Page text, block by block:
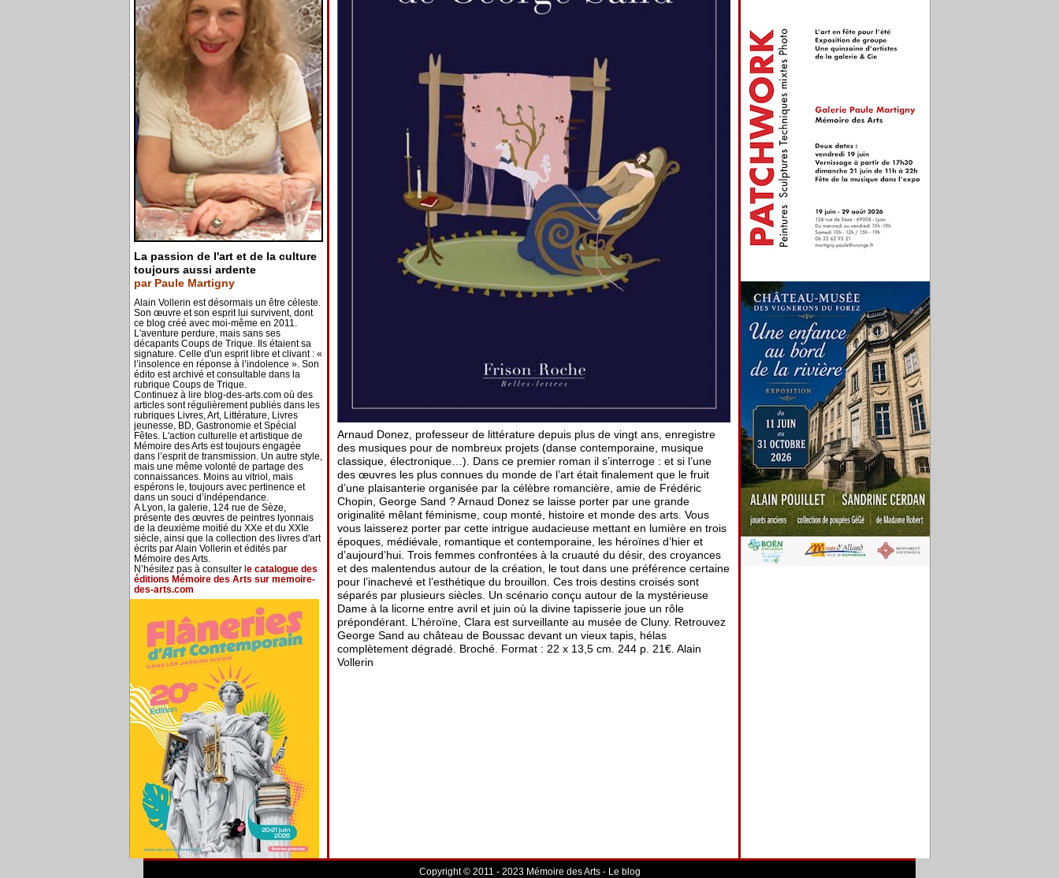
La passion de l'art et de la culture
toujours aussi ardente
par Paule Martigny
Alain Vollerin est désormais un être céleste.
Son œuvre et son esprit lui survivent, dont
ce blog créé avec moi-même en 2011.
L'aventure perdure, mais sans ses
décapants Coups de Trique. Ils étaient sa
signature. Celle d'un esprit libre et clivant : «
l’insolence en réponse à l’indolence ». Son
édito est archivé et consultable dans la
rubrique Coups de Trique.
Continuez à lire blog-des-arts.com où des
articles sont régulièrement publiés dans les
rubriques Livres, Art, Littérature, Livres
jeunesse, BD, Gastronomie et Spécial
Fêtes. L'action culturelle et artistique de
Mémoire des Arts est toujours engagée
dans l’esprit de transmission. Un autre style,
mais une même volonté de partage des
connaissances. Moins au vitriol, mais
espérons le, toujours avec pertinence et
dans un souci d’indépendance.
A Lyon, la galerie, 124 rue de Sèze,
présente des œuvres de peintres lyonnais
de la deuxième moitié du XXe et du XXIe
siècle, ainsi que la collection des livres d'art
écrits par Alain Vollerin et édités par
Mémoire des Arts.
N’hésitez pas à consulter l e catalogue des
éditions Mémoire des Arts sur memoire-
des-arts.com
Arnaud Donez, professeur de littérature depuis plus de vingt ans, enregistre
des musiques pour de nombreux projets (danse contemporaine, musique
classique, électronique…). Dans ce premier roman il s’interroge : et si l’une
des œuvres les plus connues du monde de l’art était finalement que le fruit
d’une plaisanterie organisée par la célèbre romancière, amie de Frédéric
Chopin, George Sand ? Arnaud Donez se laisse porter par une grande
originalité mêlant féminisme, coup monté, histoire et monde des arts. Vous
vous laisserez porter par cette intrigue audacieuse mettant en lumière en trois
époques, médiévale, romantique et contemporaine, les héroïnes d’hier et
d’aujourd’hui. Trois femmes confrontées à la cruauté du désir, des croyances
et des malentendus autour de la création, le tout dans une préférence certaine
pour l’inachevé et l’esthétique du brouillon. Ces trois destins croisés sont
séparés par plusieurs siècles. Un scénario conçu autour de la mystérieuse
Dame à la licorne entre avril et juin où la divine tapisserie joue un rôle
prépondérant. L’héroïne, Clara est surveillante au musée de Cluny. Retrouvez
George Sand au château de Boussac devant un vieux tapis, hélas
complètement dégradé. Broché. Format : 22 x 13,5 cm. 244 p. 21€. Alain
Vollerin
Copyright © 2011 - 2023 Mémoire des Arts - Le blog